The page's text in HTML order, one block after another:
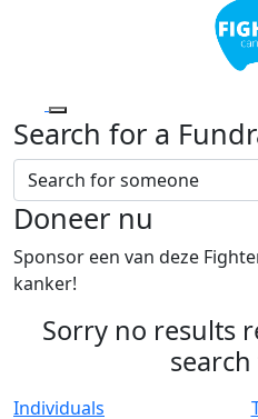
Search for a
Doneer nu
Sponsor een van deze
kanker!
Sorry no results
Individuals